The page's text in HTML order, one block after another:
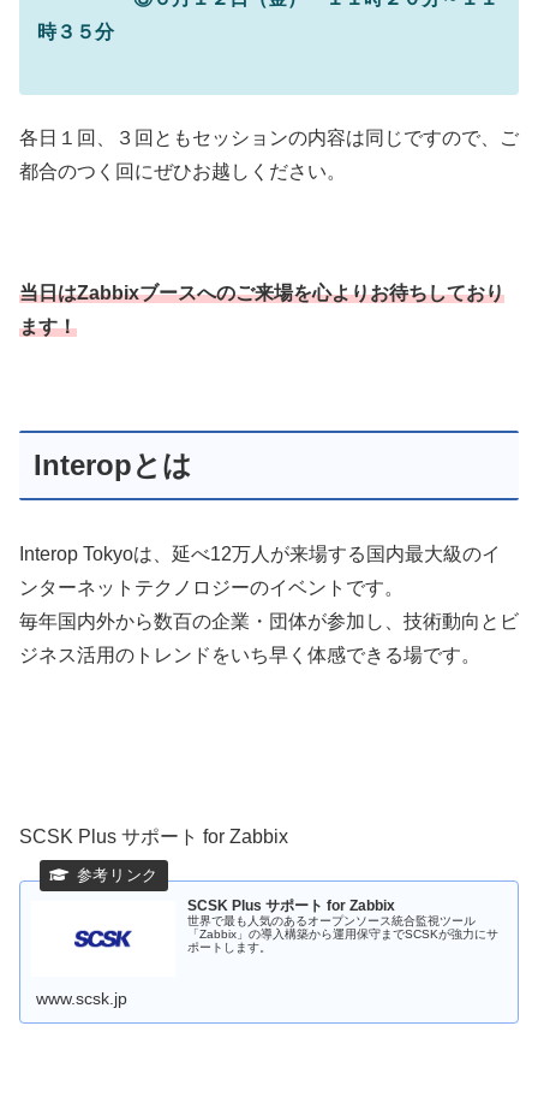
時３５分
各日１回、３回ともセッションの内容は同じですので、ご
都合のつく回にぜひお越しください。
当日はZabbixブースへのご来場を心よりお待ちしており
ます！
Interopとは
Interop Tokyoは、延べ12万人が来場する国内最大級のイ
ンターネットテクノロジーのイベントです。
毎年国内外から数百の企業・団体が参加し、技術動向とビ
ジネス活用のトレンドをいち早く体感できる場です。
SCSK Plus サポート for Zabbix
SCSK Plus サポート for Zabbix
世界で最も人気のあるオープンソース統合監視ツール
「Zabbix」の導入構築から運用保守までSCSKが強力にサ
ポートします。
www.scsk.jp